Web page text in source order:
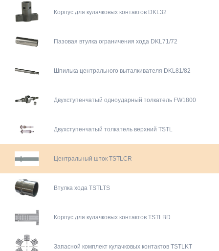
Корпус для кулачковых контактов DKL32
Пазовая втулка ограничения хода DKL71/72
Шпилька центрального выталкивателя DKL81/82
Двухступенчатый одноударный толкатель FW1800
Двухступенчатый толкатель верхний TSTL
Центральный шток TSTLCR
Втулка хода TSTLTS
Корпус для кулачковых контактов TSTLBD
Запасной комплект кулачковых контактов TSTLKT